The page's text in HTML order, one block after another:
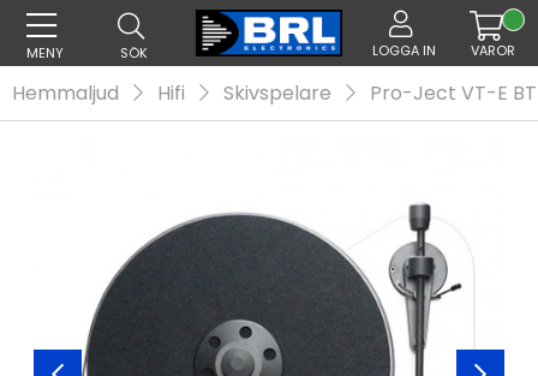
MENY SÖK LOGGA IN VAROR
Hemmaljud Hifi Skivspelare Pro-Ject VT-E